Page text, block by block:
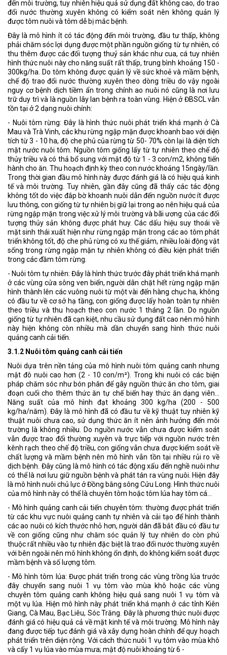
đến môi trường, tuy nhiên hiệu quả sử dụng đất không cao, do trao
đổi nước thường xuyên không có kiểm soát nên không quản lý
được tôm nuôi và tôm dễ bị mắc bệnh.
Đây là mô hình ít có tác động đến môi trường, đầu tư thấp, không
phải chăm sóc lợi dụng được một phần nguồn giống từ tự nhiên, có
thu thêm được các đối tượng thuỷ sản khác như cua, cá tuy nhiên
hình thức nuôi này cho năng suất rất thấp, trung bình khoảng 150 -
300kg/ha. Do tôm không được quản lý về sức khoẻ và mầm bệnh,
chế độ trao đổi nước thường xuyên theo dòng triều do vậy ngoài
nguy cơ bệnh dịch tiềm ẩn trong chính ao nuôi nó cũng là nơi lưu
trữ duy trì và là nguồn lây lan bệnh ra toàn vùng. Hiện ở ĐBSCL vẫn
tồn tại ở 2 dạng nuôi chính:
- Nuôi tôm rừng: Đây là hình thức nuôi phát triển khá mạnh ở Cà
Mau và Trà Vinh, các khu rừng ngập mặn được khoanh bao với diện
tích từ 3 - 10 ha, độ che phủ của rừng từ 50- 70% còn lại là diện tích
mặt nước nuôi tôm. Nguồn tôm giống lấy từ tự nhiên theo chế độ
thủy triều và có thả bổ sung với mật độ từ 1 - 3 con/m2, không tiến
hành cho ăn. Thu hoạch định kỳ theo con nước khoảng 15ngày/lần.
Trong thời gian đầu mô hình này được đánh giá là có hiệu quả kinh
tế và môi trường. Tuy nhiên, gần đây cũng đã thấy các tác động
không tốt do việc đắp bờ khoanh nuôi dẫn đến nguồn nước ít được
lưu thông, con giống từ tự nhiên bị giữ lại trong ao nên hiệu quả của
rừng ngập mặn trong việc xử lý môi trường và bãi ương của các đối
tượng thủy sản không được phát huy. Các dấu hiệu suy thoái về
mặt sinh thái xuất hiện như rừng ngập mặn trong các ao tôm phát
triển không tốt, độ che phủ rừng có xu thế giảm, nhiều loài động vật
sống trong rừng ngập mặn tự nhiên không có điều kiện phát triển
trong các đầm tôm rừng.
- Nuôi tôm tự nhiên: Đây là hình thức trước đây phát triển khá mạnh
ở các vùng cửa sông ven biển, người dân chặt hết rừng ngập mặn
hình thành lên các vuông nuôi từ một vài đến hàng chục ha, không
có đầu tư về cơ sở hạ tầng, con giống được lấy hoàn toàn tự nhiên
theo triều và thu hoạch theo con nước 1 tháng 2 lần. Do nguồn
giống từ tự nhiên đã cạn kiệt, nhu cầu sử dụng đất cao nên mô hình
này hiện không còn nhiều mà dần chuyển sang hình thức nuôi
quảng canh cải tiến.
3.1.2 Nuôi tôm quảng canh cải tiến
Nuôi dựa trên nền tảng của mô hình nuôi tôm quảng canh nhưng
mật đô nuôi cao hơn (2 - 10 con/m²). Trong khi nuôi có các biện
pháp chăm sóc như bón phân để gây nguồn thức ăn cho tôm, giai
đoạn cuối cho thêm thức ăn tự chế biến hay thức ăn dạng viên...
Năng suất của mô hình đạt khoảng 300 kg/ha (200 - 500
kg/ha/năm). Đây là mô hình đã có đầu tư về kỹ thuật tuy nhiên kỹ
thuật nuôi chưa cao, sử dụng thức ăn ít nên ảnh hưởng đến môi
trường là không nhiều. Do nguồn nước vẫn chưa được kiểm soát
vẫn được trao đổi thường xuyên và trực tiếp với nguồn nước trên
kênh rạch theo chế độ triều, con giống vẫn chưa được kiểm soát về
chất lượng và mầm bệnh nên mô hình vẫn tồn tại nhiều rủi ro về
dịch bệnh. Đây cũng là mô hình có tác động xấu đến nghề nuôi như
có thể là nơi lưu giữ nguồn bệnh và phát tán ra vùng nuôi. Hiện đây
là mô hình nuôi chủ lực ở Đồng bằng sông Cửu Long. Hình thức nuôi
của mô hình này có thể là chuyên tôm hoặc tôm lúa hay tôm cá...
- Mô hình quảng canh cải tiến chuyên tôm: thường được phát triển
từ các khu vực nuôi quảng canh tự nhiên và cải tạo để hình thành
các ao nuôi có kích thước nhỏ hơn, người dân đã bắt đầu có đầu tư
về con giống cũng như chăm sóc quản lý tuy nhiên do còn phú
thuộc rất nhiều vào tự nhiên đặc biệt là trao đổi nước thường xuyên
với bên ngoài nên mô hình không ổn định, do không kiểm soát được
mầm bệnh và số lượng tôm.
- Mô hình tôm lúa: Được phát triển trong các vùng trồng lúa trước
đây chuyển sang nuôi 1 vụ tôm vào mùa khô hoặc các vùng
chuyên tôm quảng canh không hiệu quả sang nuôi 1 vụ tôm và
một vụ lúa. Hiện mô hình này phát triển khá mạnh ở các tỉnh Kiên
Giang, Cà Mau, Bạc Liêu, Sóc Trăng. Đây là phương thức nuôi được
đánh giá có hiệu quả cả về mặt kinh tế và môi trường. Mô hình này
đang được tiếp tục đánh giá và xây dựng hoàn chỉnh để quy hoạch
phát triển trên diện rộng. Với cách thức nuôi 1 vụ tôm vào mùa khô
và cấy 1 vụ lúa vào mùa mưa; mật độ nuôi khoảng từ 6 -